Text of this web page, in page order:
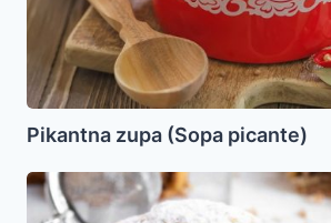
Pikantna zupa (Sopa picante)
Strudel
de